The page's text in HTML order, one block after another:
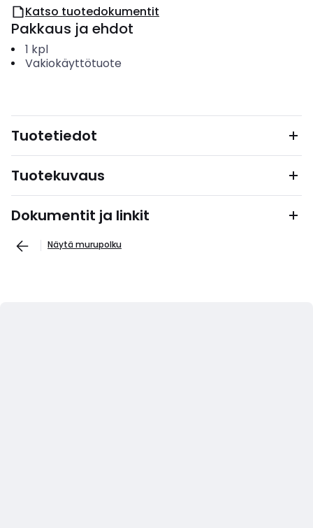
Katso tuotedokumentit
Pakkaus ja ehdot
1 kpl
Vakiokäyttötuote
Tuotetiedot
Tuotekuvaus
Dokumentit ja linkit
Näytä murupolku